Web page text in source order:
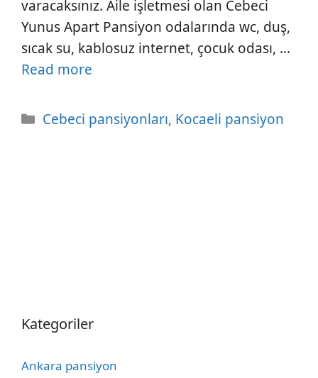
varacaksınız. Aile işletmesi olan Cebeci
Yunus Apart Pansiyon odalarında wc, duş,
sıcak su, kablosuz internet, çocuk odası, …
Read more
Kategoriler
Cebeci pansiyonları, Kocaeli pansiyon
Kategoriler
Ankara pansiyon